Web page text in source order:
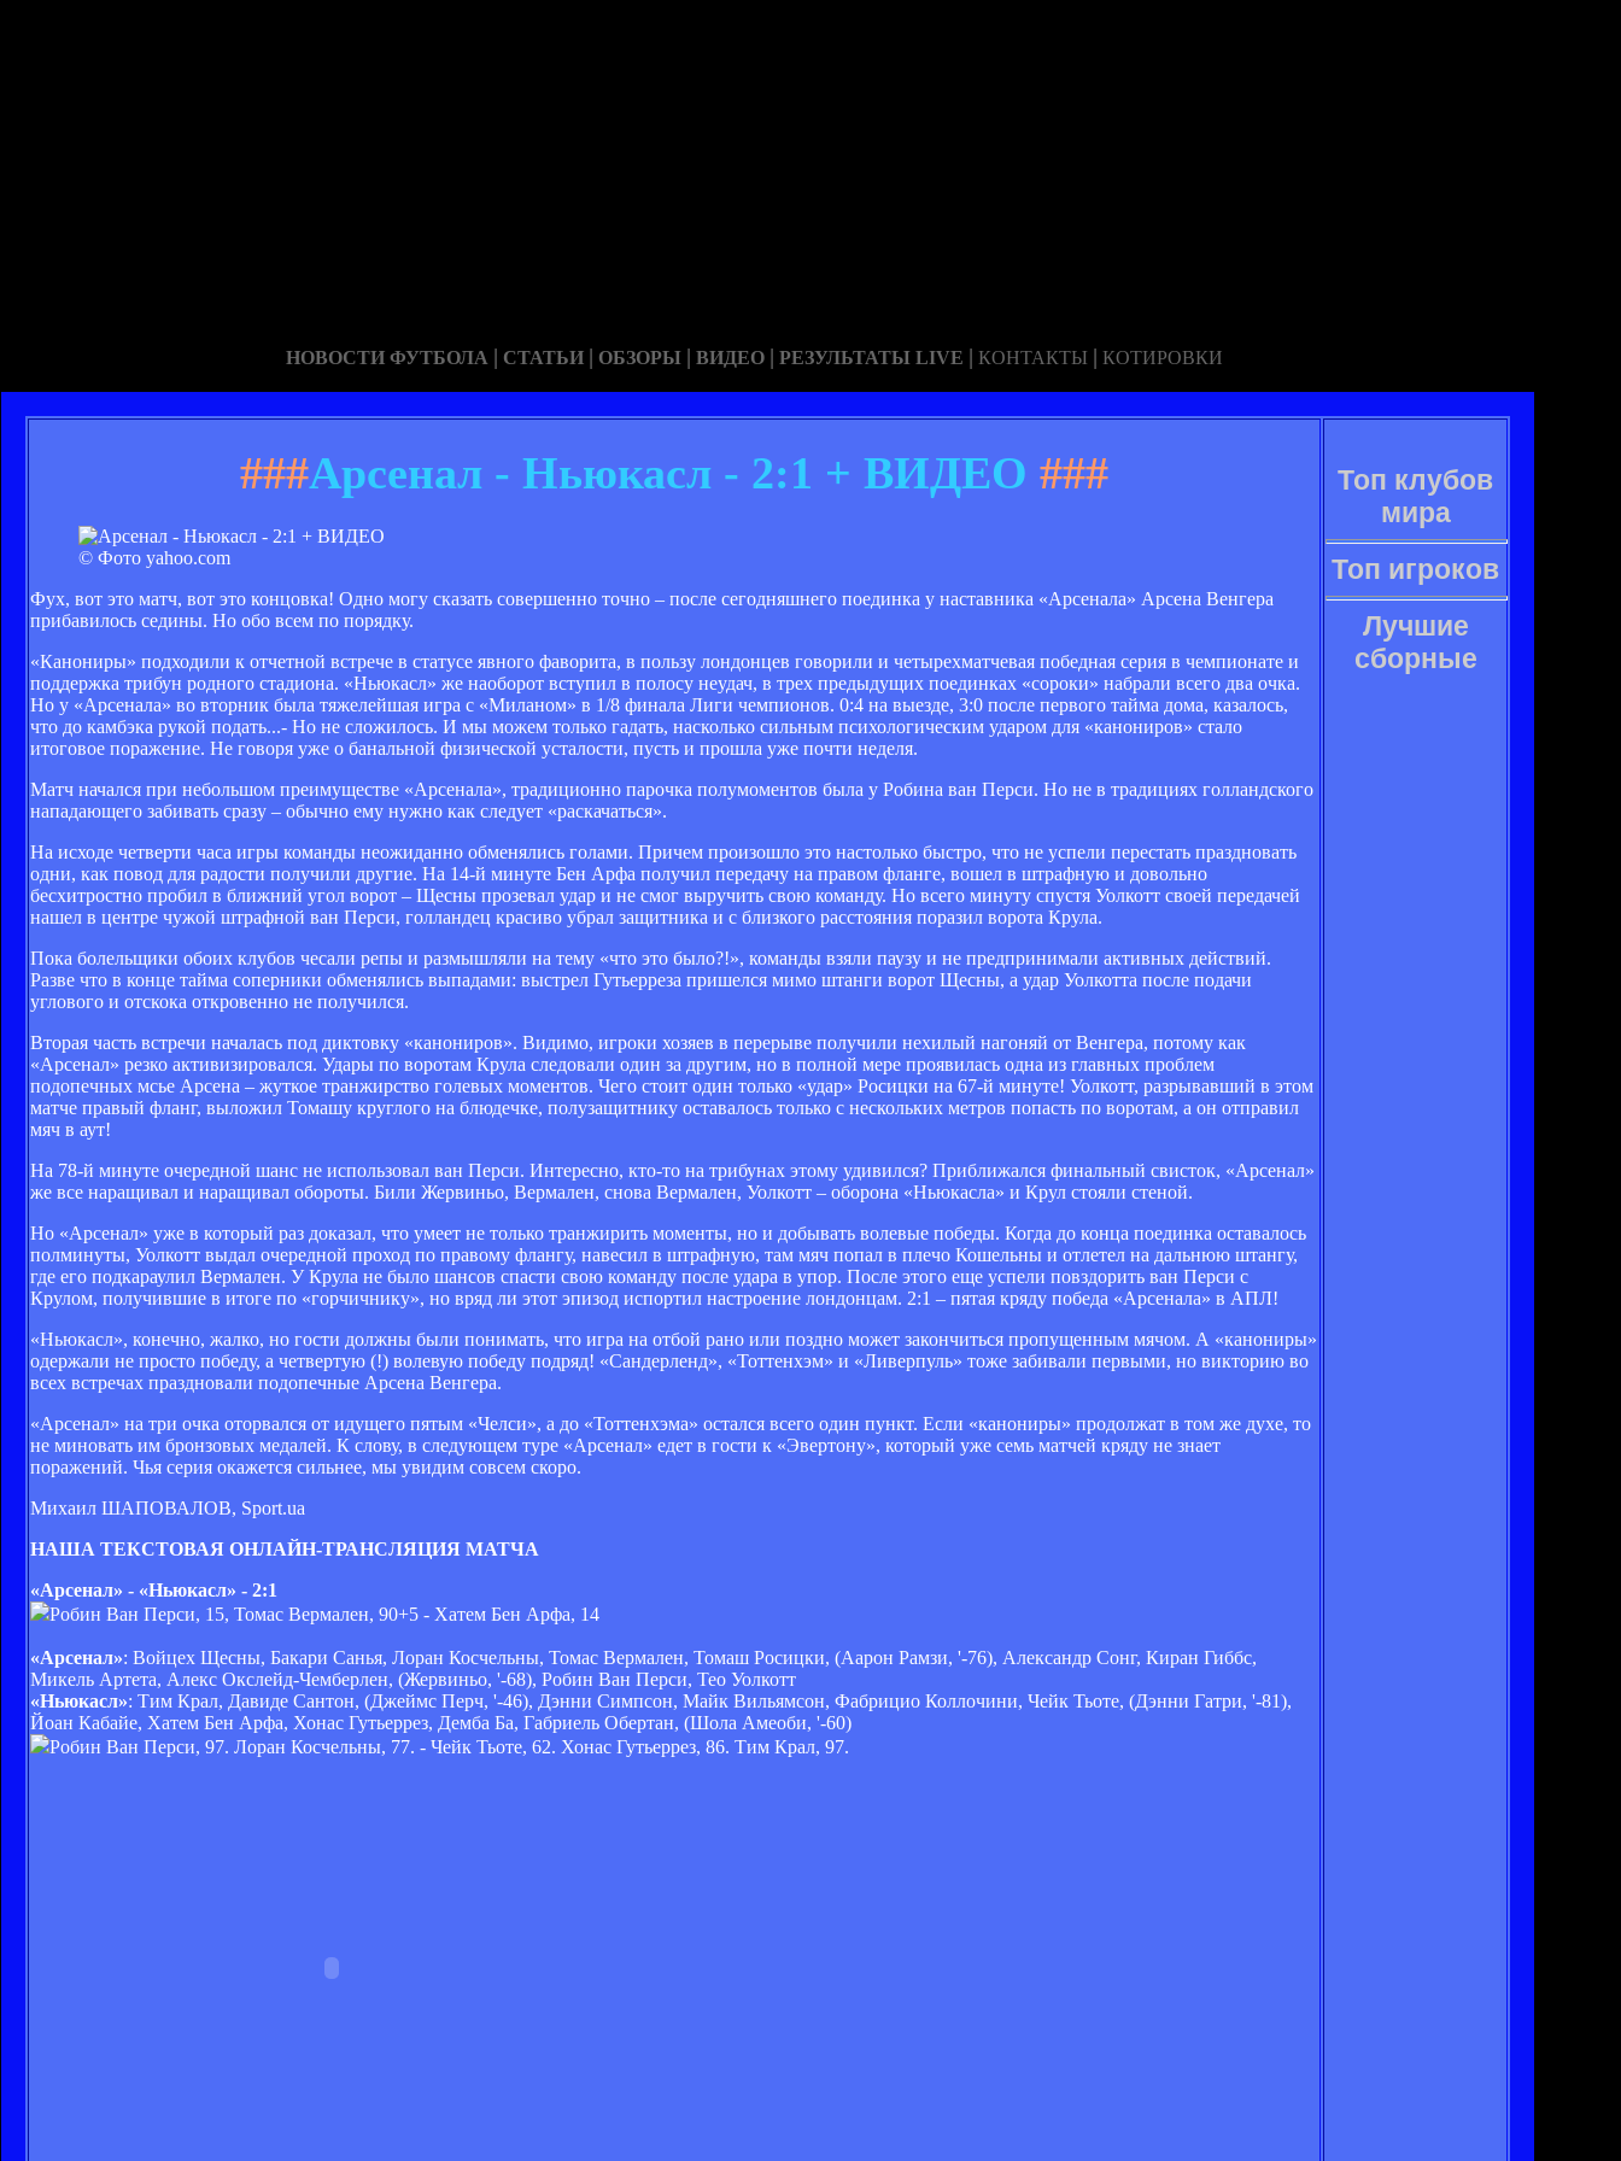
НОВОСТИ ФУТБОЛА | СТАТЬИ | ОБЗОРЫ | ВИДЕО | РЕЗУЛЬТАТЫ LIVE | КОНТАКТЫ | КОТИРОВКИ
###Арсенал - Ньюкасл - 2:1 + ВИДЕО ###
© Фото yahoo.com
Фух, вот это матч, вот это концовка! Одно могу сказать совершенно точно – после сегодняшнего поединка у наставника «Арсенала» Арсена Венгера
прибавилось седины. Но обо всем по порядку.
«Канониры» подходили к отчетной встрече в статусе явного фаворита, в пользу лондонцев говорили и четырехматчевая победная серия в чемпионате и
поддержка трибун родного стадиона. «Ньюкасл» же наоборот вступил в полосу неудач, в трех предыдущих поединках «сороки» набрали всего два очка.
Но у «Арсенала» во вторник была тяжелейшая игра с «Миланом» в 1/8 финала Лиги чемпионов. 0:4 на выезде, 3:0 после первого тайма дома, казалось,
что до камбэка рукой подать...- Но не сложилось. И мы можем только гадать, насколько сильным психологическим ударом для «канониров» стало
итоговое поражение. Не говоря уже о банальной физической усталости, пусть и прошла уже почти неделя.
Матч начался при небольшом преимуществе «Арсенала», традиционно парочка полумоментов была у Робина ван Перси. Но не в традициях голландского
нападающего забивать сразу – обычно ему нужно как следует «раскачаться».
На исходе четверти часа игры команды неожиданно обменялись голами. Причем произошло это настолько быстро, что не успели перестать праздновать
одни, как повод для радости получили другие. На 14-й минуте Бен Арфа получил передачу на правом фланге, вошел в штрафную и довольно
бесхитростно пробил в ближний угол ворот – Щесны прозевал удар и не смог выручить свою команду. Но всего минуту спустя Уолкотт своей передачей
нашел в центре чужой штрафной ван Перси, голландец красиво убрал защитника и с близкого расстояния поразил ворота Крула.
Пока болельщики обоих клубов чесали репы и размышляли на тему «что это было?!», команды взяли паузу и не предпринимали активных действий.
Разве что в конце тайма соперники обменялись выпадами: выстрел Гутьерреза пришелся мимо штанги ворот Щесны, а удар Уолкотта после подачи
углового и отскока откровенно не получился.
Вторая часть встречи началась под диктовку «канониров». Видимо, игроки хозяев в перерыве получили нехилый нагоняй от Венгера, потому как
«Арсенал» резко активизировался. Удары по воротам Крула следовали один за другим, но в полной мере проявилась одна из главных проблем
подопечных мсье Арсена – жуткое транжирство голевых моментов. Чего стоит один только «удар» Росицки на 67-й минуте! Уолкотт, разрывавший в этом
матче правый фланг, выложил Томашу круглого на блюдечке, полузащитнику оставалось только с нескольких метров попасть по воротам, а он отправил
мяч в аут!
На 78-й минуте очередной шанс не использовал ван Перси. Интересно, кто-то на трибунах этому удивился? Приближался финальный свисток, «Арсенал»
же все наращивал и наращивал обороты. Били Жервиньо, Вермален, снова Вермален, Уолкотт – оборона «Ньюкасла» и Крул стояли стеной.
Но «Арсенал» уже в который раз доказал, что умеет не только транжирить моменты, но и добывать волевые победы. Когда до конца поединка оставалось
полминуты, Уолкотт выдал очередной проход по правому флангу, навесил в штрафную, там мяч попал в плечо Кошельны и отлетел на дальнюю штангу,
где его подкараулил Вермален. У Крула не было шансов спасти свою команду после удара в упор. После этого еще успели повздорить ван Перси с
Крулом, получившие в итоге по «горчичнику», но вряд ли этот эпизод испортил настроение лондонцам. 2:1 – пятая кряду победа «Арсенала» в АПЛ!
«Ньюкасл», конечно, жалко, но гости должны были понимать, что игра на отбой рано или поздно может закончиться пропущенным мячом. А «канониры»
одержали не просто победу, а четвертую (!) волевую победу подряд! «Сандерленд», «Тоттенхэм» и «Ливерпуль» тоже забивали первыми, но викторию во
всех встречах праздновали подопечные Арсена Венгера.
«Арсенал» на три очка оторвался от идущего пятым «Челси», а до «Тоттенхэма» остался всего один пункт. Если «канониры» продолжат в том же духе, то
не миновать им бронзовых медалей. К слову, в следующем туре «Арсенал» едет в гости к «Эвертону», который уже семь матчей кряду не знает
поражений. Чья серия окажется сильнее, мы увидим совсем скоро.
Михаил ШАПОВАЛОВ, Sport.ua
НАША ТЕКСТОВАЯ ОНЛАЙН-ТРАНСЛЯЦИЯ МАТЧА
«Арсенал» - «Ньюкасл» - 2:1
Робин Ван Перси, 15, Томас Вермален, 90+5 - Хатем Бен Арфа, 14
«Арсенал»: Войцех Щесны, Бакари Санья, Лоран Косчельны, Томас Вермален, Томаш Росицки, (Аарон Рамзи, '-76), Александр Сонг, Киран Гиббс,
Микель Артета, Алекс Окслейд-Чемберлен, (Жервиньо, '-68), Робин Ван Перси, Тео Уолкотт
«Ньюкасл»: Тим Крал, Давиде Сантон, (Джеймс Перч, '-46), Дэнни Симпсон, Майк Вильямсон, Фабрицио Коллочини, Чейк Тьоте, (Дэнни Гатри, '-81),
Йоан Кабайе, Хатем Бен Арфа, Хонас Гутьеррез, Демба Ба, Габриель Обертан, (Шола Амеоби, '-60)
Робин Ван Перси, 97. Лоран Косчельны, 77. - Чейк Тьоте, 62. Хонас Гутьеррез, 86. Тим Крал, 97.
Топ клубов
мира
Топ игроков
Лучшие
сборные